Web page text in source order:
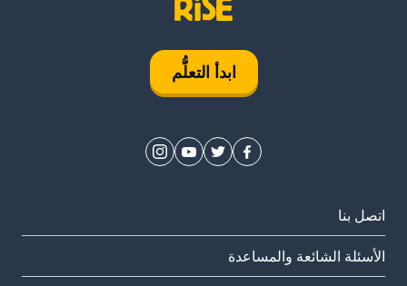
ابدأ التعلُّم
اتصل بنا
الأسئلة الشائعة والمساعدة